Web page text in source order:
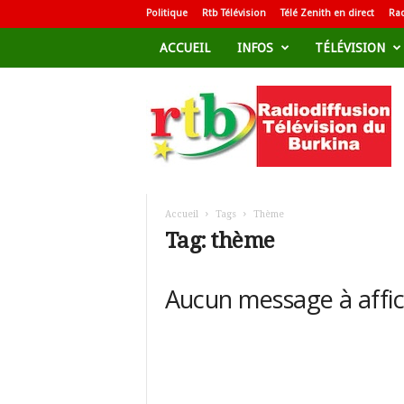
Politique Rtb Télévision Télé Zenith en direct
ACCUEIL INFOS TÉLÉVISION
d
i
Accueil Tags Thème
Tag: thème
Aucun message à